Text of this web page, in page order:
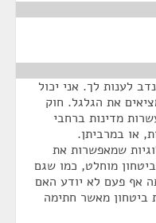
לענות לך. אני יכול
את הגלגל. חוק
מדינות ברחבי
או במרביתן.
שמאפשרות את
מוחלט, כמו שגם
אף פעם לא יודע האם
ביטחון מאשר חתימה